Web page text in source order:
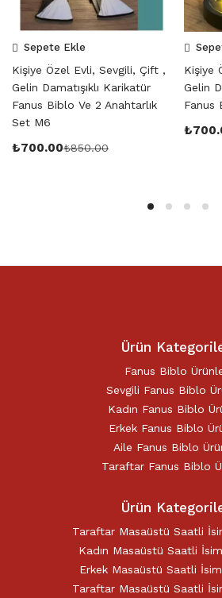
Sepete Ekle
Kişiye Özel Evli, Sevgili, Çift ,
Gelin Damatışıklı Karikatür
Fanus Biblo Ve 2 Anahtarlık
Set M6
₺700.00₺850.00
Kişiye
Gelin
Fanus
₺
Ürün
Fanus Biblo
Sevgili Fanus Biblo
Kadın Fanus Biblo
Erkek Fanus Biblo
Aile Fanus Biblo
Taraftar Fanus Biblo
Ürün
Taraftar Masaüstü Saatli
Kadın Masaüstü Saatli
Erkek Masaüstü Saatli
Taraftar Masaüstü Saatli